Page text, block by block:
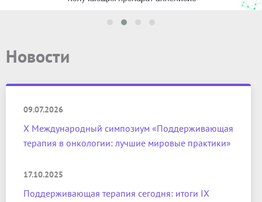
Новости
09.07.2026
X Международный симпозиум «Поддерживающая
терапия в онкологии: лучшие мировые практики»
17.10.2025
Поддерживающая терапия сегодня: итоги IX